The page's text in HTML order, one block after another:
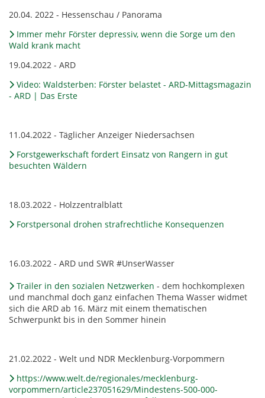
20.04. 2022 - Hessenschau / Panorama
Immer mehr Förster depressiv, wenn die Sorge um den
Wald krank macht
19.04.2022 - ARD
Video: Waldsterben: Förster belastet - ARD-Mittagsmagazin
- ARD | Das Erste
11.04.2022 - Täglicher Anzeiger Niedersachsen
Forstgewerkschaft fordert Einsatz von Rangern in gut
besuchten Wäldern
18.03.2022 - Holzzentralblatt
Forstpersonal drohen strafrechtliche Konsequenzen
16.03.2022 - ARD und SWR #UnserWasser
Trailer in den sozialen Netzwerken - dem hochkomplexen
und manchmal doch ganz einfachen Thema Wasser widmet
sich die ARD ab 16. März mit einem thematischen
Schwerpunkt bis in den Sommer hinein
21.02.2022 - Welt und NDR Mecklenburg-Vorpommern
https://www.welt.de/regionales/mecklenburg-
vorpommern/article237051629/Mindestens-500-000-